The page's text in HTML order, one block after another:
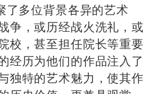
了多位背景各异的艺术
争，或历经战火洗礼，或
校，甚至担任院长等重要
经历为他们的作品注入了
独特的艺术魅力，使其作